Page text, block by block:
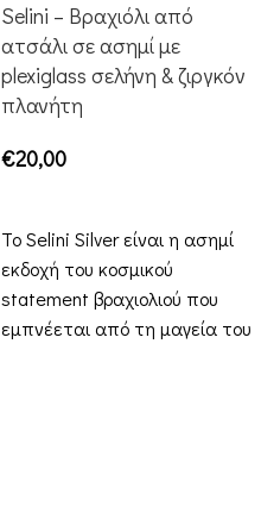
Selini – Βραχιόλι από
ατσάλι σε ασημί με
plexiglass σελήνη & ζιργκόν
πλανήτη
€20,00
Το Selini Silver είναι η ασημί
εκδοχή του κοσμικού
statement βραχιολιού που
εμπνέεται από τη μαγεία του